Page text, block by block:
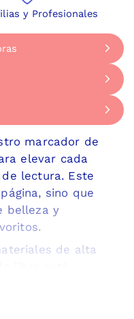
y Profesionales
de 9 a 17 horas,
nuestra tienda en
Las Condes. A
a regiones
marcador de
elevar cada
lectura. Este
sino que
belleza y
de alta
sin perder su